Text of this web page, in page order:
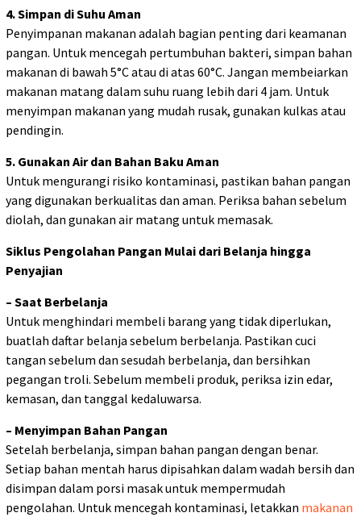
4. Simpan di Suhu Aman
Penyimpanan makanan adalah bagian penting dari keamanan
pangan. Untuk mencegah pertumbuhan bakteri, simpan bahan
makanan di bawah 5°C atau di atas 60°C. Jangan membeiarkan
makanan matang dalam suhu ruang lebih dari 4 jam. Untuk
menyimpan makanan yang mudah rusak, gunakan kulkas atau
pendingin.
5. Gunakan Air dan Bahan Baku Aman
Untuk mengurangi risiko kontaminasi, pastikan bahan pangan
yang digunakan berkualitas dan aman. Periksa bahan sebelum
diolah, dan gunakan air matang untuk memasak.
Siklus Pengolahan Pangan Mulai dari Belanja hingga
Penyajian
– Saat Berbelanja
Untuk menghindari membeli barang yang tidak diperlukan,
buatlah daftar belanja sebelum berbelanja. Pastikan cuci
tangan sebelum dan sesudah berbelanja, dan bersihkan
pegangan troli. Sebelum membeli produk, periksa izin edar,
kemasan, dan tanggal kedaluwarsa.
– Menyimpan Bahan Pangan
Setelah berbelanja, simpan bahan pangan dengan benar.
Setiap bahan mentah harus dipisahkan dalam wadah bersih dan
disimpan dalam porsi masak untuk mempermudah
pengolahan. Untuk mencegah kontaminasi, letakkan makanan